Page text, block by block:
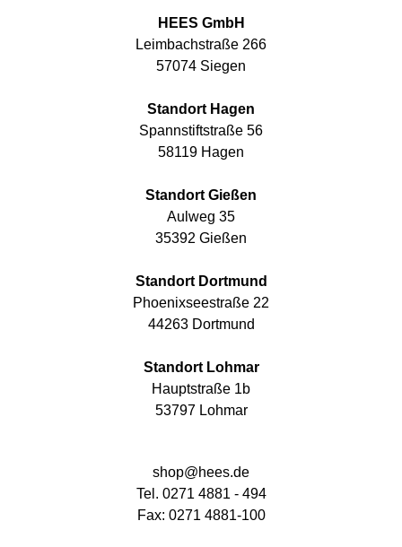
HEES GmbH
Leimbachstraße 266
57074 Siegen
Standort Hagen
Spannstiftstraße 56
58119 Hagen
Standort Gießen
Aulweg 35
35392 Gießen
Standort Dortmund
Phoenixseestraße 22
44263 Dortmund
Standort Lohmar
Hauptstraße 1b
53797 Lohmar
shop@hees.de
Tel. 0271 4881 - 494
Fax: 0271 4881-100